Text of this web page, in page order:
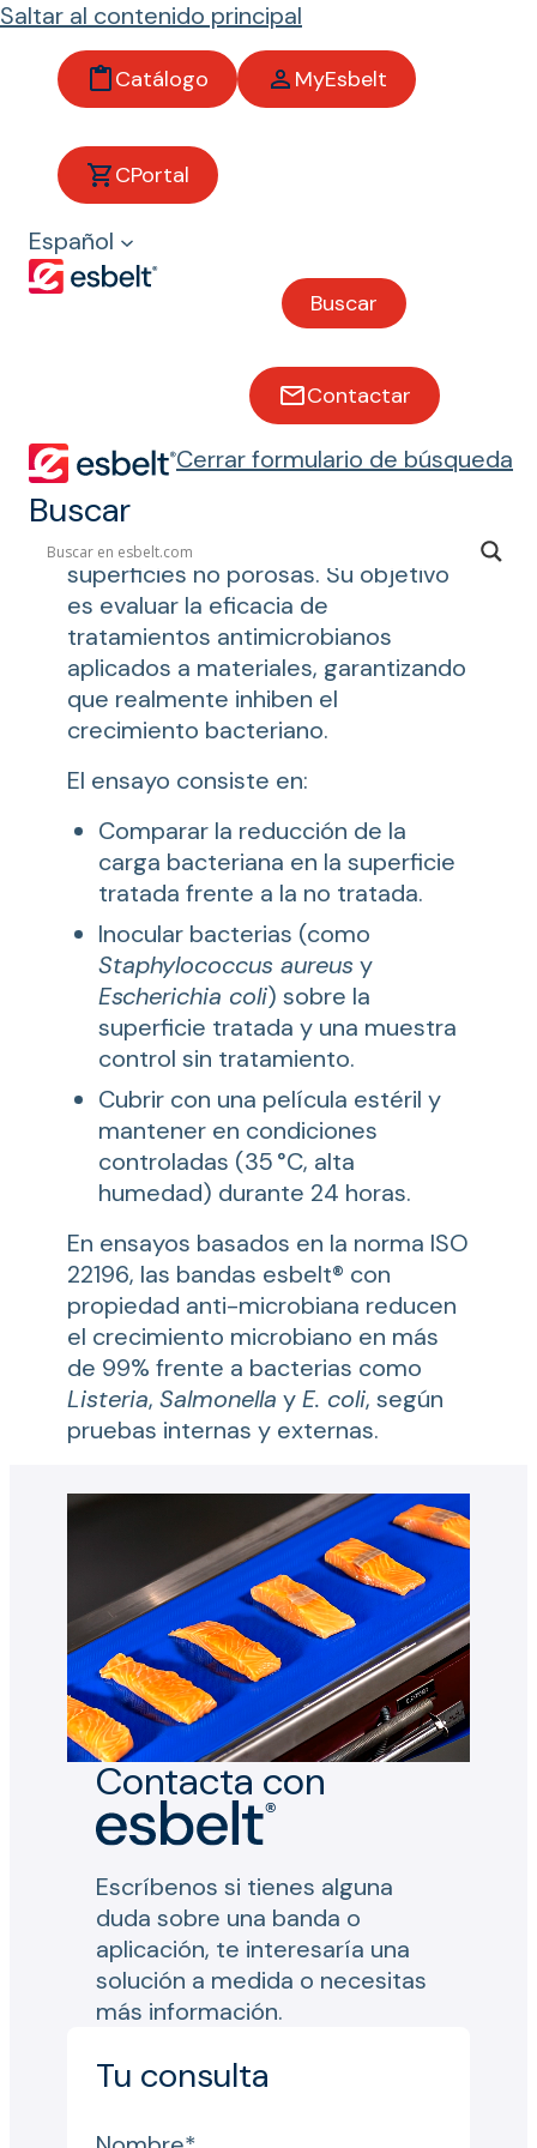
Saltar al contenido principal
Catálogo MyEsbelt
CPortal
Español
Buscar
Contactar
Cerrar formulario de búsqueda
Buscar
ISO 22196
normativa ISO 22196
Medición de la
antibacteriana
ISO 22196 es una norma
internacional que establece el
método para medir la actividad
antibacteriana en plásticos y otras
superficies no porosas. Su objetivo
es evaluar la eficacia de
tratamientos antimicrobianos
aplicados a materiales, garantizando
que realmente inhiben el
crecimiento bacteriano.
El ensayo consiste en:
Comparar la reducción de la
carga bacteriana en la superficie
tratada frente a la no tratada.
Inocular bacterias (como
Staphylococcus aureus y
Escherichia coli) sobre la
superficie tratada y una muestra
control sin tratamiento.
Cubrir con una película estéril y
mantener en condiciones
controladas (35 °C, alta
humedad) durante 24 horas.
En ensayos basados en la norma ISO
22196, las bandas esbelt® con
propiedad anti-microbiana reducen
el crecimiento microbiano en más
de 99% frente a bacterias como
Listeria, Salmonella yE. coli, según
pruebas internas y externas.
Contacta con
Escríbenos si tienes alguna
duda sobre una banda o
aplicación, te interesaría una
solución a medida o necesitas
más información.
Tu consulta